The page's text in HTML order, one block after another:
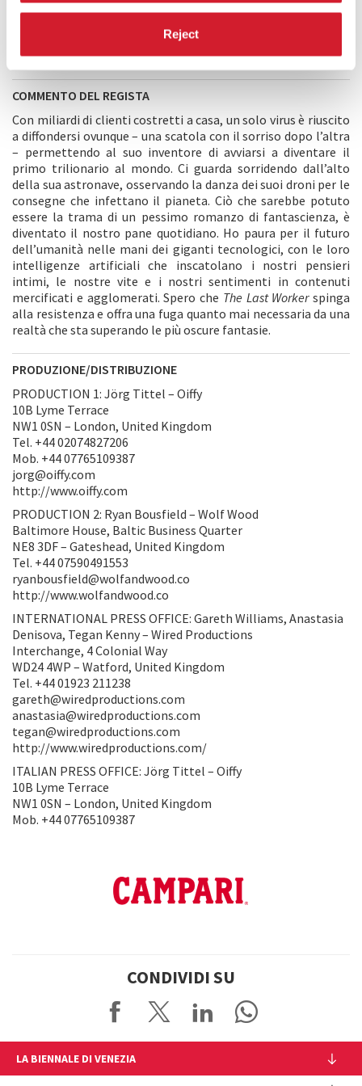
Reject
muoveranno nel passato di Kurt e incontreranno Skew, il suo
collega robot, nel momento in cui le loro vecchie abitudini di
lavoro saranno sconvolte per sempre.
COMMENTO DEL REGISTA
Con miliardi di clienti costretti a casa, un solo virus è riuscito
a diffondersi ovunque – una scatola con il sorriso dopo l’altra
– permettendo al suo inventore di avviarsi a diventare il
primo trilionario al mondo. Ci guarda sorridendo dall’alto
della sua astronave, osservando la danza dei suoi droni per le
consegne che infettano il pianeta. Ciò che sarebbe potuto
essere la trama di un pessimo romanzo di fantascienza, è
diventato il nostro pane quotidiano. Ho paura per il futuro
dell’umanità nelle mani dei giganti tecnologici, con le loro
intelligenze artificiali che inscatolano i nostri pensieri
intimi, le nostre vite e i nostri sentimenti in contenuti
mercificati e agglomerati. Spero che The Last Workerspinga
alla resistenza e offra una fuga quanto mai necessaria da una
realtà che sta superando le più oscure fantasie.
PRODUZIONE/DISTRIBUZIONE
PRODUCTION 1: Jörg Tittel – Oiffy
10B Lyme Terrace
NW1 0SN – London, United Kingdom
Tel. +44 02074827206
Mob. +44 07765109387
jorg@oiffy.com
http://www.oiffy.com
PRODUCTION 2: Ryan Bousfield – Wolf Wood
Baltimore House, Baltic Business Quarter
NE8 3DF – Gateshead, United Kingdom
Tel. +44 07590491553
ryanbousfield@wolfandwood.co
http://www.wolfandwood.co
INTERNATIONAL PRESS OFFICE: Gareth Williams, Anastasia
Denisova, Tegan Kenny – Wired Productions
Interchange, 4 Colonial Way
WD24 4WP – Watford, United Kingdom
Tel. +44 01923 211238
gareth@wiredproductions.com
anastasia@wiredproductions.com
tegan@wiredproductions.com
http://www.wiredproductions.com/
ITALIAN PRESS OFFICE: Jörg Tittel – Oiffy
10B Lyme Terrace
NW1 0SN – London, United Kingdom
Mob. +44 07765109387
CONDIVIDI SU
LA BIENNALE DI VENEZIA